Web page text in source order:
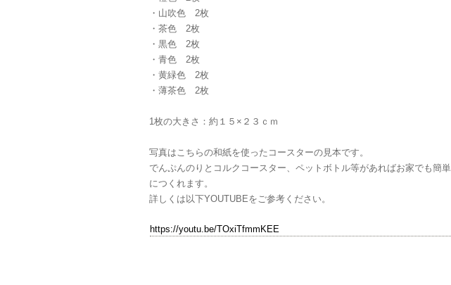
・山吹色 2枚
・茶色 2枚
・黒色 2枚
・青色 2枚
・黄緑色 2枚
・薄茶色 2枚
1枚の大きさ：約１５×２３ｃｍ
写真はこちらの和紙を使ったコースターの見本です。
でんぷんのりとコルクコースター、ペットボトル等があればお家でも簡単
につくれます。
詳しくは以下YOUTUBEをご参考ください。
https://youtu.be/TOxiTfmmKEE